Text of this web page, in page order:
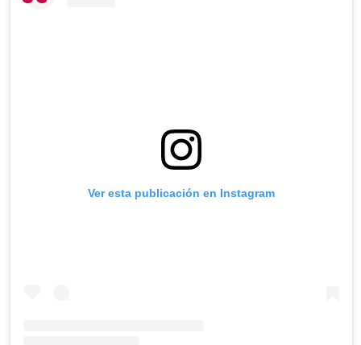
Ver esta publicación en Instagram